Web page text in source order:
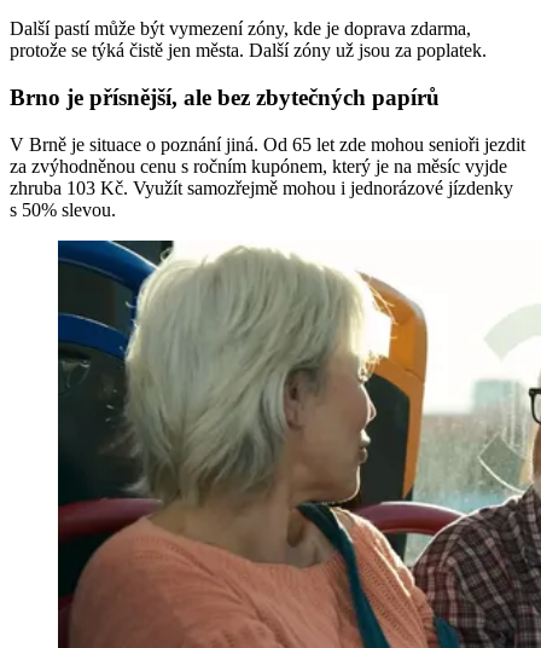
Další pastí může být vymezení zóny, kde je doprava zdarma,
protože se týká čistě jen města. Další zóny už jsou za poplatek.
Brno je přísnější, ale bez zbytečných papírů
V Brně je situace o poznání jiná. Od 65 let zde mohou senioři jezdit
za zvýhodněnou cenu s ročním kupónem, který je na měsíc vyjde
zhruba 103 Kč. Využít samozřejmě mohou i jednorázové jízdenky
s 50% slevou.